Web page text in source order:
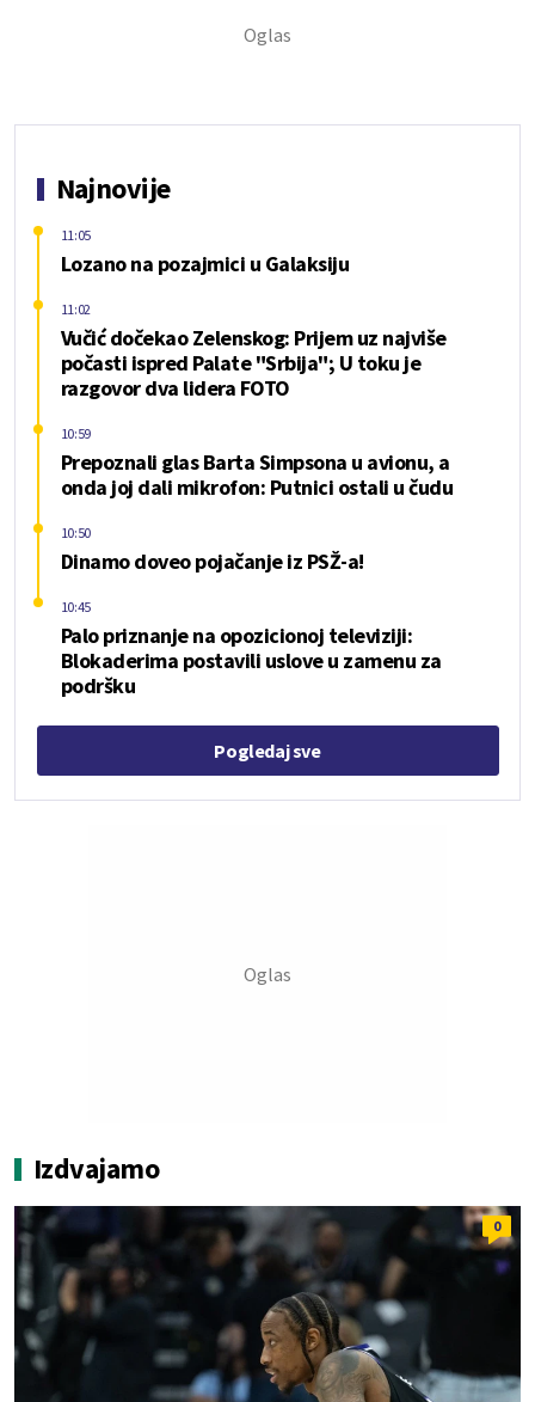
Najnovije
Lozano na pozajmici u Galaksiju
11:05
Vučić dočekao Zelenskog: Prijem uz najviše
počasti ispred Palate "Srbija"; U toku je
razgovor dva lidera FOTO
11:02
Prepoznali glas Barta Simpsona u avionu, a
onda joj dali mikrofon: Putnici ostali u čudu
10:59
Dinamo doveo pojačanje iz PSŽ-a!
10:50
Palo priznanje na opozicionoj televiziji:
Blokaderima postavili uslove u zamenu za
podršku
10:45
Pogledaj sve
Izdvajamo
0